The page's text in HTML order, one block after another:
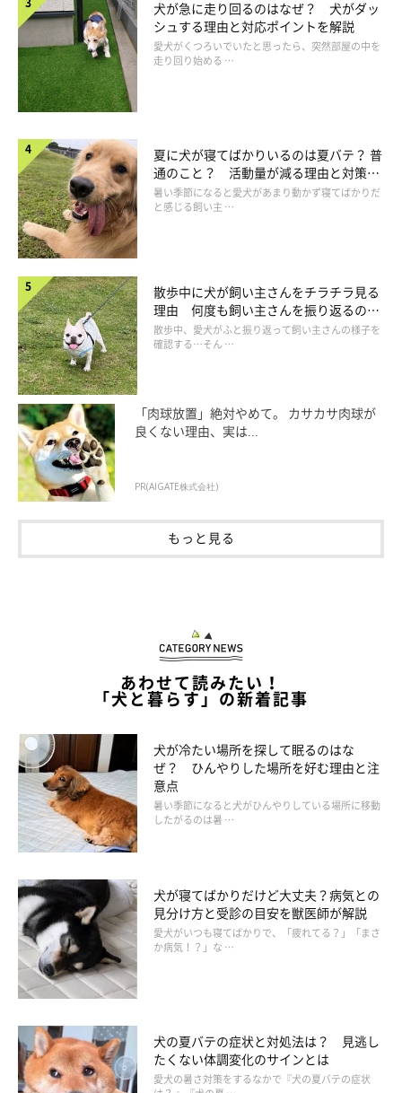
カーテンは閉めて出かける
遮光カーテンやシャッターなどを閉めて外出することで夏の強い
日差しを遮り、直射日光による室温の上昇を防ぐことができま
す。
飲み水を2箇所〜用意する
飲み水は出かける前に新鮮な水に替え、愛犬がこぼしたり飲み干
ひんやりグッズを置いて出かける
万が一エアコンが切れても、ひんやりしたものを置いておくこと
で、体温上昇の防止が期待できます。クールマットやペットボト
ルの中に水を入れて凍らせて作る「氷柱」などを置いておくと安
心かもしれません。
犬が急に走り回るのはなぜ？ 犬がダッ
シュする理由と対応ポイントを解説
愛犬がくつろいでいたと思ったら、突然部屋の中を
走り回り始める …
夏に犬が寝てばかりいるのは夏バテ？ 普
通のこと？ 活動量が減る理由と対策と
は
暑い季節になると愛犬があまり動かず寝てばかりだ
と感じる飼い主 …
散歩中に犬が飼い主さんをチラチラ見る
理由 何度も飼い主さんを振り返るのは
なぜ？
散歩中、愛犬がふと振り返って飼い主さんの様子を
確認する…そん …
「肉球放置」絶対やめて。 カサカサ肉球が
良くない理由、実は...
PR(AIGATE株式会社)
もっと見る
あわせて読みたい！
「犬と暮らす」の新着記事
犬が冷たい場所を探して眠るのはな
ぜ？ ひんやりした場所を好む理由と注
意点
暑い季節になると犬がひんやりしている場所に移動
したがるのは暑 …
犬が寝てばかりだけど大丈夫？病気との
見分け方と受診の目安を獣医師が解説
愛犬がいつも寝てばかりで、「疲れてる？」「まさ
か病気！？」な …
犬の夏バテの症状と対処法は？ 見逃し
たくない体調変化のサインとは
愛犬の暑さ対策をするなかで『犬の夏バテの症状